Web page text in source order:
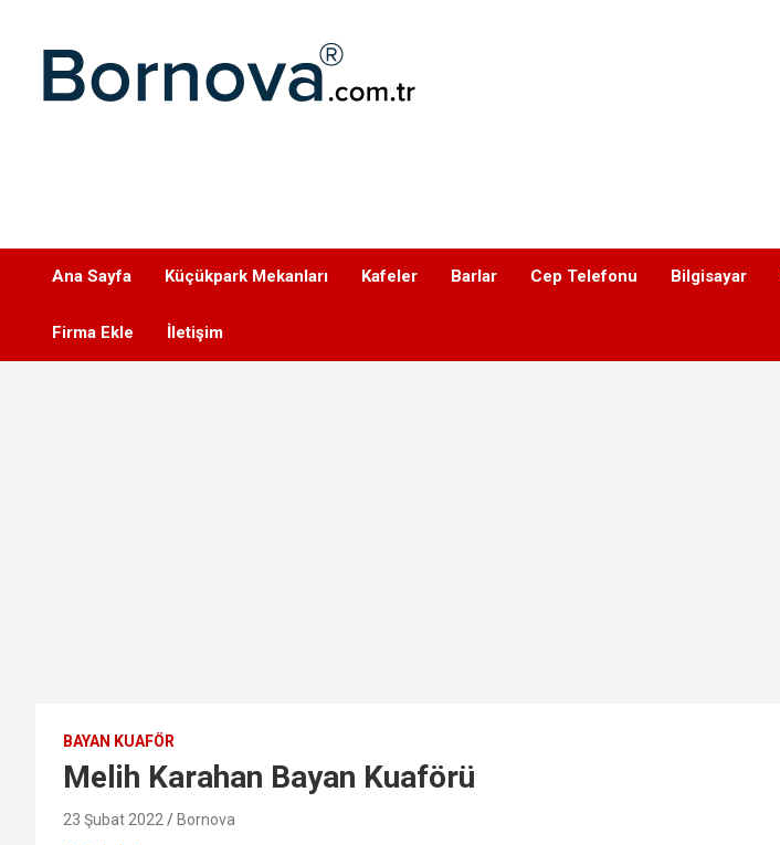
Ana Sayfa Küçükpark Mekanları Kafeler Barlar Cep Telefonu Bilgisayar
Firma Ekle İletişim
BAYAN KUAFÖR
Melih Karahan Bayan Kuaförü
23 Şubat 2022 Bornova